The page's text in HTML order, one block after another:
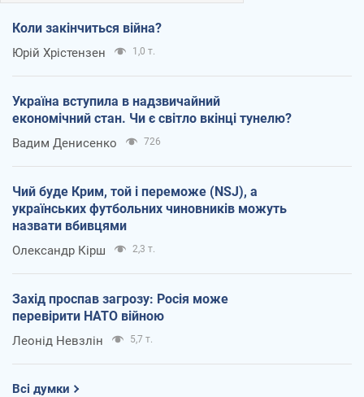
Коли закінчиться війна?
Юрій Хрістензен 1,0 т.
Україна вступила в надзвичайний
економічний стан. Чи є світло вкінці тунелю?
Вадим Денисенко 726
Чий буде Крим, той і переможе (NSJ), а
українських футбольних чиновників можуть
назвати вбивцями
Олександр Кірш 2,3 т.
Захід проспав загрозу: Росія може
перевірити НАТО війною
Леонід Невзлін 5,7 т.
Всі думки